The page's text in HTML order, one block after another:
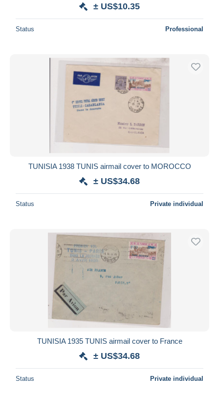
± US$10.35
Status Professional
TUNISIA 1938 TUNIS airmail cover to MOROCCO
± US$34.68
Status Private individual
TUNISIA 1935 TUNIS airmail cover to France
± US$34.68
Status Private individual